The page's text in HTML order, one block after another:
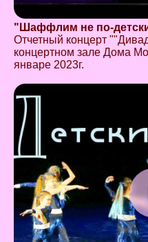
"Шаффлим не по-
Отчетный концерт
концертном зале Дома
январе 2023г.